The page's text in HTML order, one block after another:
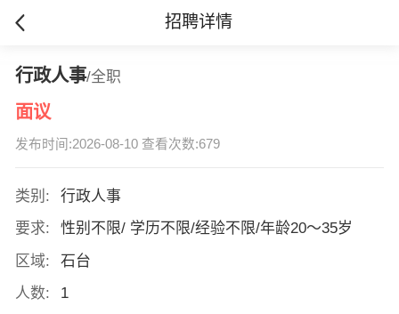
招聘详情
行政人事/全职
面议
发布时间:2026-08-10 查看次数:679
类别:
行政人事
要求:
性别不限/ 学历不限/经验不限/年龄20～35岁
区域:
石台
人数:
1